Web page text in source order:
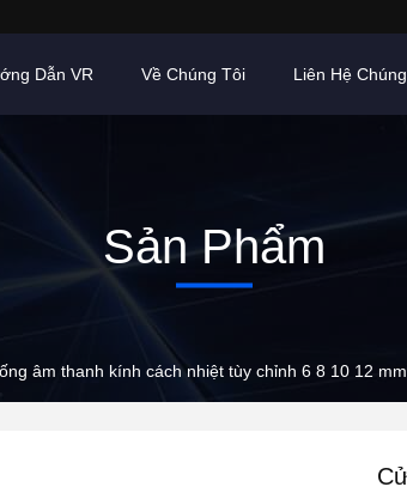
Dẫn VR Về Chúng Tôi Liên Hệ
Sản Phẩm
âm thanh kính cách nhiệt tùy chỉnh 6 8 10 12 mm